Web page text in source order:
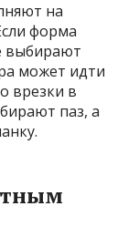
на
форма
выбирают
может идти
врезки в
паз, а